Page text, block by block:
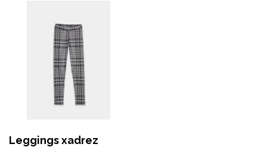
Leggings xadrez